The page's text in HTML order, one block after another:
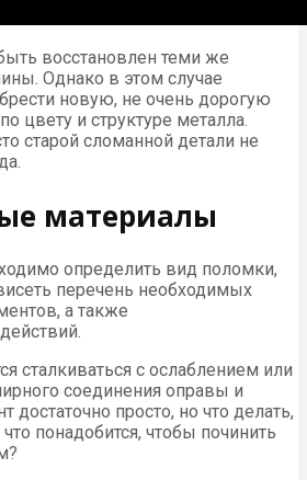
восстановлен теми же
Однако в этом случае
новую, не очень дорогую
цвету и структуре металла.
старой сломанной детали не
материалы
определить вид поломки,
перечень необходимых
а также
сталкиваться с ослаблением или
соединения оправы и
достаточно просто, но что делать,
понадобится, чтобы починить